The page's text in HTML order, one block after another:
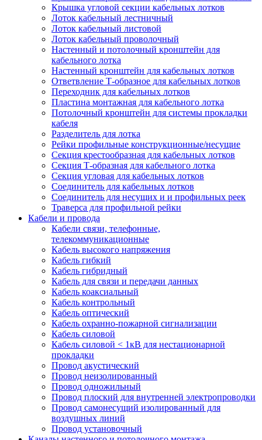
Крышка угловой секции кабельных лотков
Лоток кабельный лестничный
Лоток кабельный листовой
Лоток кабельный проволочный
Настенный и потолочный кронштейн для
кабельного лотка
Настенный кронштейн для кабельных лотков
Ответвление Т-образное для кабельных лотков
Переходник для кабельных лотков
Пластина монтажная для кабельного лотка
Потолочный кронштейн для системы прокладки
кабеля
Разделитель для лотка
Рейки профильные конструкционные/несущие
Секция крестообразная для кабельных лотков
Секция Т-образная для кабельного лотка
Секция угловая для кабельных лотков
Соединитель для кабельных лотков
Соединитель для несущих и и профильных реек
Траверса для профильной рейки
Кабели и провода
Кабели связи, телефонные,
телекоммуникационные
Кабель высокого напряжения
Кабель гибкий
Кабель гибридный
Кабель для связи и передачи данных
Кабель коаксиальный
Кабель контрольный
Кабель оптический
Кабель охранно-пожарной сигнализации
Кабель силовой
Кабель силовой < 1кВ для нестационарной
прокладки
Провод акустический
Провод неизолированный
Провод одножильный
Провод плоский для внутренней электропроводки
Провод самонесущий изолированный для
воздушных линий
Провод установочный